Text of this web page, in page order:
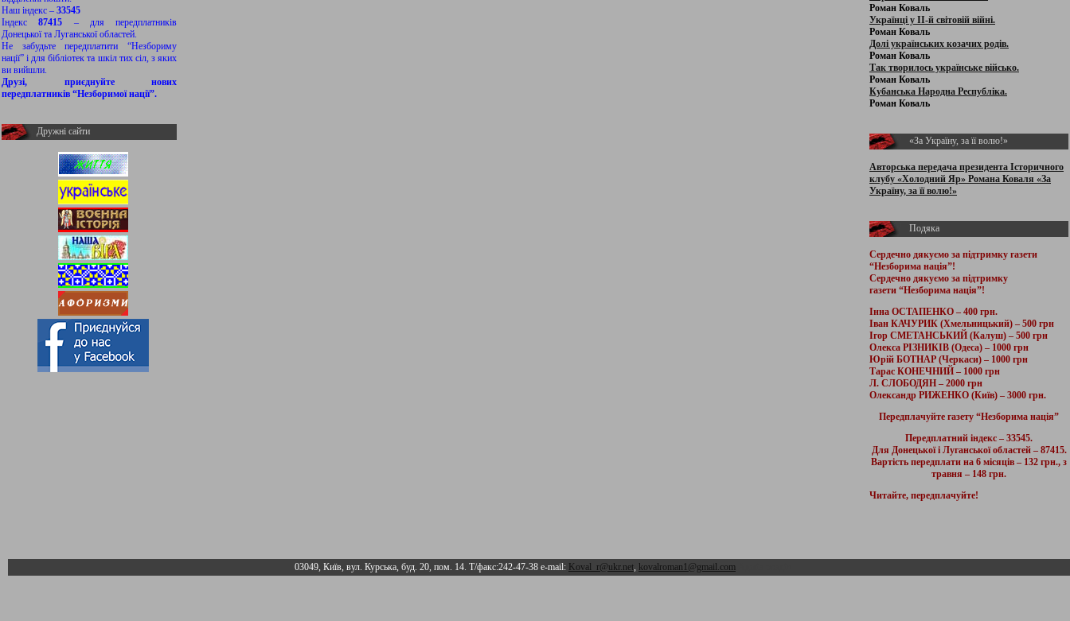
Наш індекс – 33545
Індекс87415 – для передплатників
Донецької та Луганської областей.
Не забудьте передплатити “Незбориму
нації” і для бібліотек та шкіл тих сіл, з яких
ви вийшли.
Друзі, приєднуйте нових
передплатників “Незборимої нації”.
Дружні сайти
Роман Коваль
Українці у ІІ-й світовій війні.
Роман Коваль
Долі українських козачих родів.
Роман Коваль
Так творилось українське військо.
Роман Коваль
Кубанська Народна Республіка.
Роман Коваль
«За Україну, за її волю!»
Авторська передача президента Історичного
клубу «Холодний Яр» Романа Коваля «За
Україну, за її волю!»
Подяка
Сердечно дякуємо за підтримку газети
“Незборима нація”!
Сердечно дякуємо за підтримку
газети “Незборима нація”!
Інна ОСТАПЕНКО – 400 грн.
Іван КАЧУРИК (Хмельницький) – 500 грн
Ігор СМЕТАНСЬКИЙ (Калуш) – 500 грн
Олекса РІЗНИКІВ (Одеса) – 1000 грн
Юрій БОТНАР (Черкаси) – 1000 грн
Тарас КОНЕЧНИЙ – 1000 грн
Л. СЛОБОДЯН – 2000 грн
Олександр РИЖЕНКО (Київ) – 3000 грн.
Передплачуйте газету “Незборима нація”
Передплатний індекс – 33545.
Для Донецької і Луганської областей – 87415.
Вартість передплати на 6 місяців – 132 грн., з
травня – 148 грн.
Читайте, передплачуйте!
03049, Київ, вул. Курська, буд. 20, пом. 14. Т/факс:242-47-38 e-mail: Koval_r@ukr.net, kovalroman1@gmail.com